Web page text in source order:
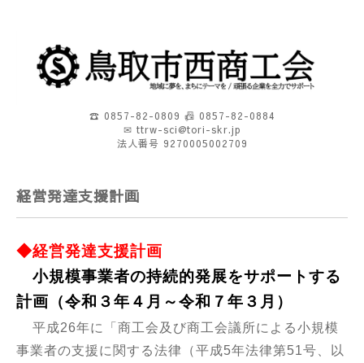
☎ 0857-82-0809 📠 0857-82-0884
✉ ttrw-sci@tori-skr.jp
法人番号 9270005002709
経営発達支援計画
◆経営発達支援計画
小規模事業者の持続的発展をサポートする
計画 （令和３年４月～令和７年３月）
平成26年に「商工会及び商工会議所による小規模
事業者の支援に関する法律（平成5年法律第51号、以